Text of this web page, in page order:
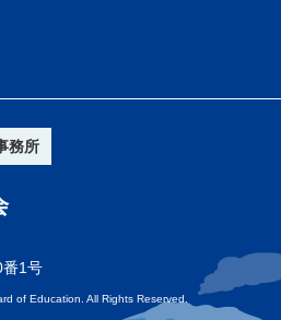
務所
番1号
of Education. All Rights Reserved.